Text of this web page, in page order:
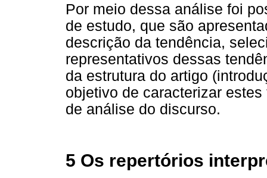
Por meio dessa análise foi
de estudo, que são
descrição da tendência,
representativos dessas
da estrutura do artigo
objetivo de caracterizar
de análise do discurso.
5 Os repertórios